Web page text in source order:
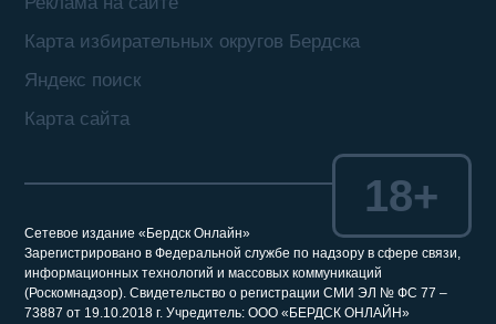
Карта избирательных округов Бердска
Яндекс поиск
Карта сайта
Сетевое издание «Бердск Онлайн»
Зарегистрировано в Федеральной службе по надзору в сфере связи,
информационных технологий и массовых коммуникаций
(Роскомнадзор). Свидетельство о регистрации СМИ ЭЛ № ФС 77 –
73887 от 19.10.2018 г. Учредитель: ООО «БЕРДСК ОНЛАЙН»
18+